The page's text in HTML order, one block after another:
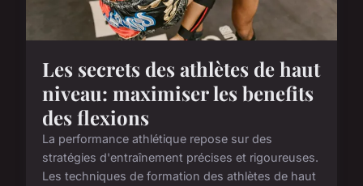
Les secrets des athlètes de haut
niveau: maximiser les benefits
des flexions
La performance athlétique repose sur des
stratégies d'entraînement précises et rigoureuses.
Les techniques de formation des athlètes de haut